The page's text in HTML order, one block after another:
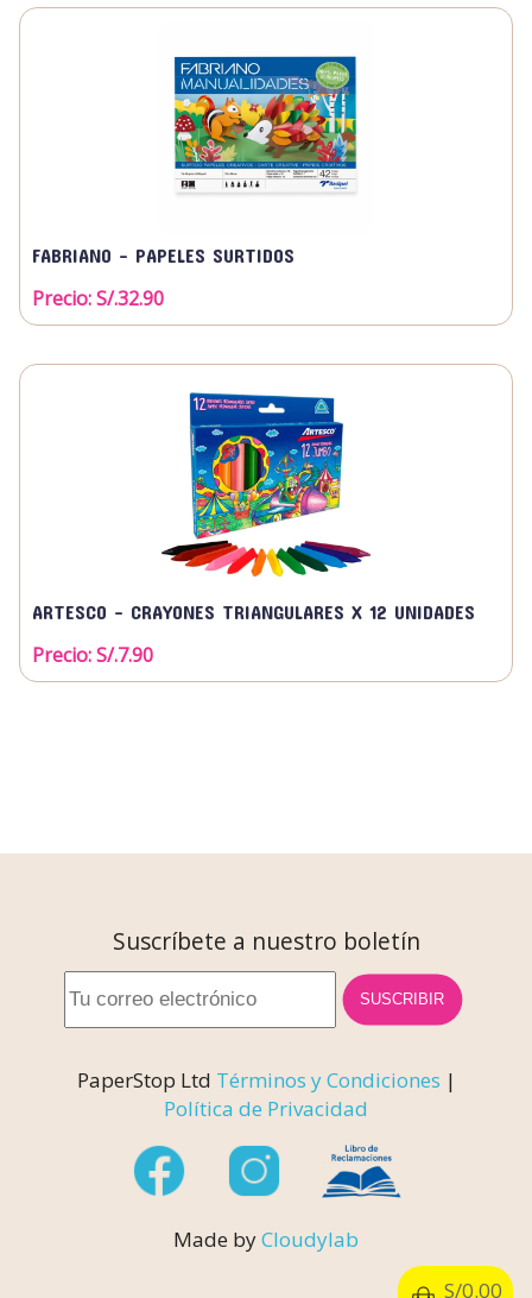
S/0.00
FABRIANO - PAPELES SURTIDOS
Precio: S/.32.90
ARTESCO - CRAYONES TRIANGULARES X 12 UNIDADES
Precio: S/.7.90
Suscríbete a nuestro boletín
SUSCRIBIR
PaperStop Ltd Términos y Condiciones |
Política de Privacidad
Made byCloudylab